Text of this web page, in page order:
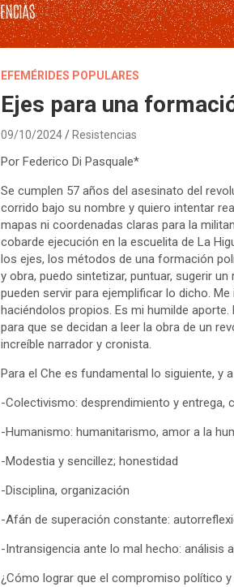
EFEMÉRIDES POPULARES
Ejes para una
09/10/2024 Resistencias
Por Federico Di Pasquale*
Se cumplen 57 años del asesinato del
corrido bajo su nombre y quiero intentar
mapas ni coordenadas claras para la
cobarde ejecución en la escuelita de La
los ejes, los métodos de una formación
y obra, puedo sintetizar, puntuar, sugerir
pueden servir para ejemplificar lo dicho.
haciéndolos propios. Es mi humilde
para que se decidan a leer la obra de un
increíble narrador y cronista.
Para el Che es fundamental lo siguiente, y
-Colectivismo: desprendimiento y entrega,
-Humanismo: humanitarismo, amor a la
-Modestia y sencillez; honestidad
-Disciplina, organización
-Afán de superación constante:
-Intransigencia ante lo mal hecho: análisis
¿Cómo lograr que el compromiso político